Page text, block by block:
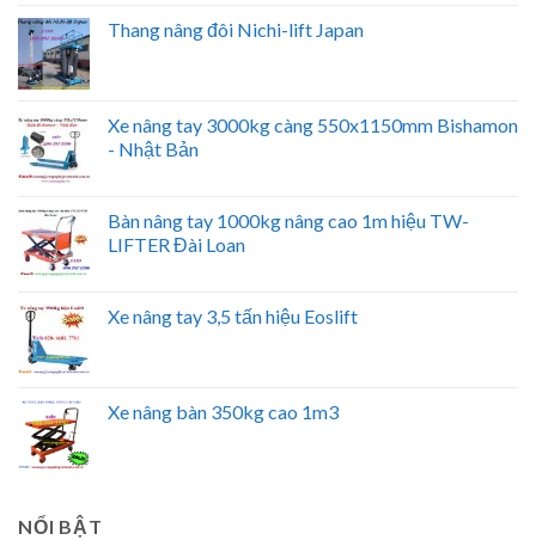
Thang nâng đôi Nichi-lift Japan
Xe nâng tay 3000kg càng 550x1150mm Bishamon
- Nhật Bản
Bàn nâng tay 1000kg nâng cao 1m hiệu TW-
LIFTER Đài Loan
Xe nâng tay 3,5 tấn hiệu Eoslift
Xe nâng bàn 350kg cao 1m3
NỔI BẬT